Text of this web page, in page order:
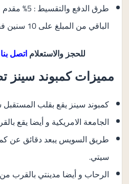
طرق الدفع
الباقي من المبلغ على 10 سنين فقط.
للحجز والاستعلام اتصل بنا :
مميزات كمبوند سينز
كمبوند سينز يقع بقلب
الجامعة الامريكية و أيضا يقع
طريق السويس يبعد دقائق عن
سيتي.
الرحاب و أيضا مدينتي بالقرب